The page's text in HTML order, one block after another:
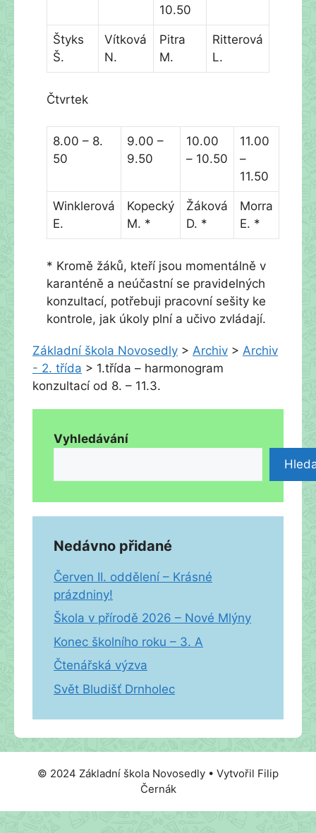
10.50
Štyks
Š.
Vítková
N.
Pitra
M.
Ritterová
L.
Čtvrtek
8.00 – 8.
50
9.00 –
9.50
10.00
– 10.50
11.00
–
11.50
Winklerová
E.
Kopecký
M. *
Žáková
D. *
Morra
E. *
* Kromě žáků, kteří jsou momentálně v
karanténě a neúčastní se pravidelných
konzultací, potřebuji pracovní sešity ke
kontrole, jak úkoly plní a učivo zvládají.
Základní škola Novosedly > Archiv > Archiv
- 2. třída > 1.třída – harmonogram
konzultací od 8. – 11.3.
Vyhledávání
Nedávno přidané
Červen II. oddělení – Krásné
prázdniny!
Škola v přírodě 2026 – Nové Mlýny
Konec školního roku – 3. A
Čtenářská výzva
Svět Bludišť Drnholec
© 2024 Základní škola Novosedly • Vytvořil Filip
Černák